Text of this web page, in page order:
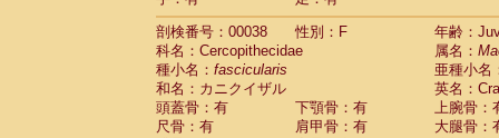
HylobatidaeHoolock hoolock(1)
HylobatidaeHylobates agilis
HylobatidaeHylobates klossii (0)
Hylobatidae
HylobatidaeHylobates moloch(2)
Hylobatidae Hylobates muelleri(0)
剖検番号：00038
性別：F
年齢：
科名：Cercopithecidae
属名：
種小名： fascicularis
亜種小名
和名：カニクイザル
英名：
頭蓋骨：有
下顎骨：有
上腕骨：
尺骨：有
肩甲骨：有
大腿骨：